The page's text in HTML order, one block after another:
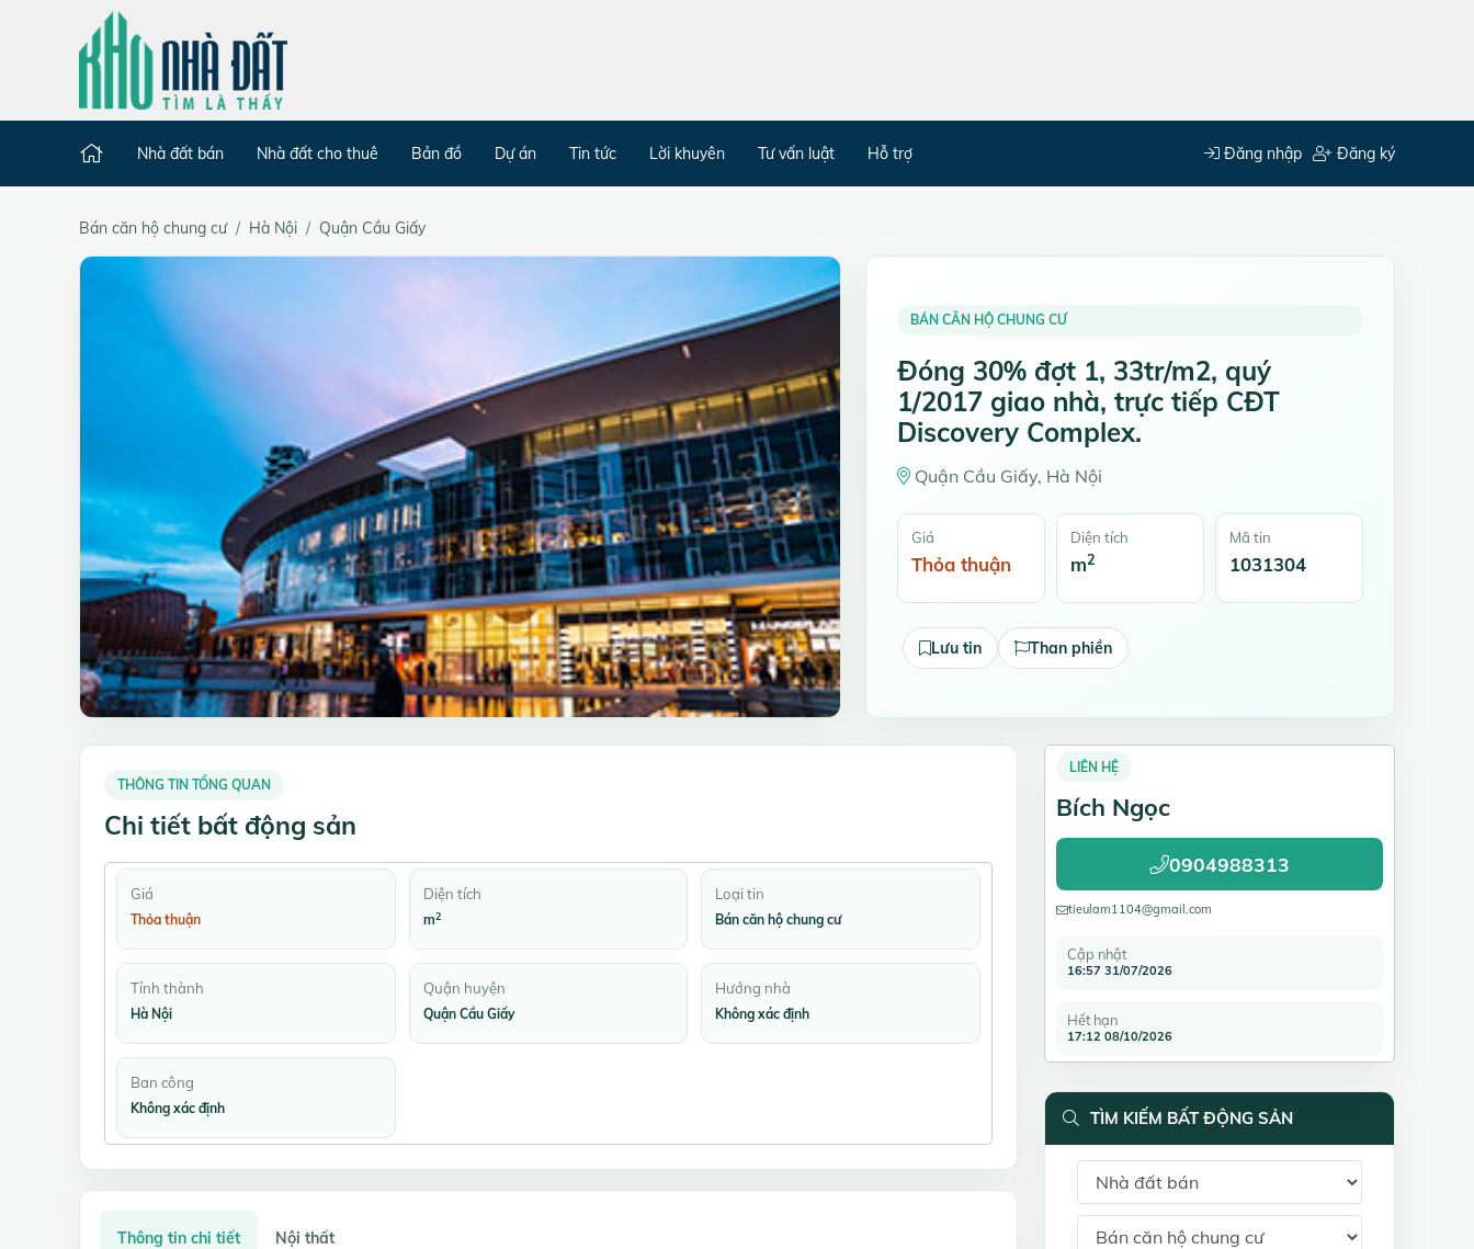
Nhà đất bán Nhà đất cho thuê Bản đồ Dự án Tin tức Lời khuyên Tư vấn luật Hỗ trợ Đăng nhập Đăng ký
Bán căn hộ chung cư Hà Nội Quận Cầu Giấy
BÁN CĂN HỘ CHUNG CƯ
Đóng 30% đợt 1, 33tr/m2, quý
1/2017 giao nhà, trực tiếp CĐT
Discovery Complex.
Quận Cầu Giấy, Hà Nội
Giá
Thỏa thuận
Diện tích
m2
Mã tin
1031304
Lưu tin Than phiền
THÔNG TIN TỔNG QUAN
Chi tiết bất động sản
Giá
Thỏa thuận
Diện tích
m2
Loại tin
Bán căn hộ chung cư
Tỉnh thành
Hà Nội
Quận huyện
Quận Cầu Giấy
Hướng nhà
Không xác định
Ban công
Không xác định
Thông tin chi tiết Nội thất
LIÊN HỆ
Bích Ngọc
0904988313
tieulam1104@gmail.com
Cập nhật
16:57 31/07/2026
Hết hạn
17:12 08/10/2026
TÌM KIẾM BẤT ĐỘNG SẢN